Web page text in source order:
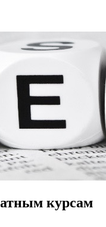
курсам